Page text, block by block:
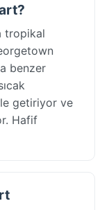
tropikal
benzer
getiriyor ve
Hafif